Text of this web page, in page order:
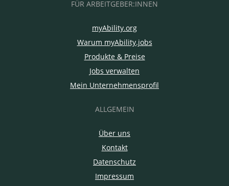
FÜR ARBEITGEBER:INNEN
myAbility.org
Warum myAbility.jobs
Produkte & Preise
Jobs verwalten
Mein Unternehmensprofil
ALLGEMEIN
Über uns
Kontakt
Datenschutz
Impressum